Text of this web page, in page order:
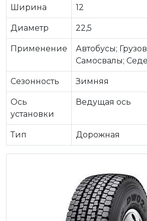
Ширина 12
Диаметр 22,5
Применение
Автобусы;
Самосвалы;
Сезонность Зимняя
Ось
установки
Ведущая ось
Тип Дорожная